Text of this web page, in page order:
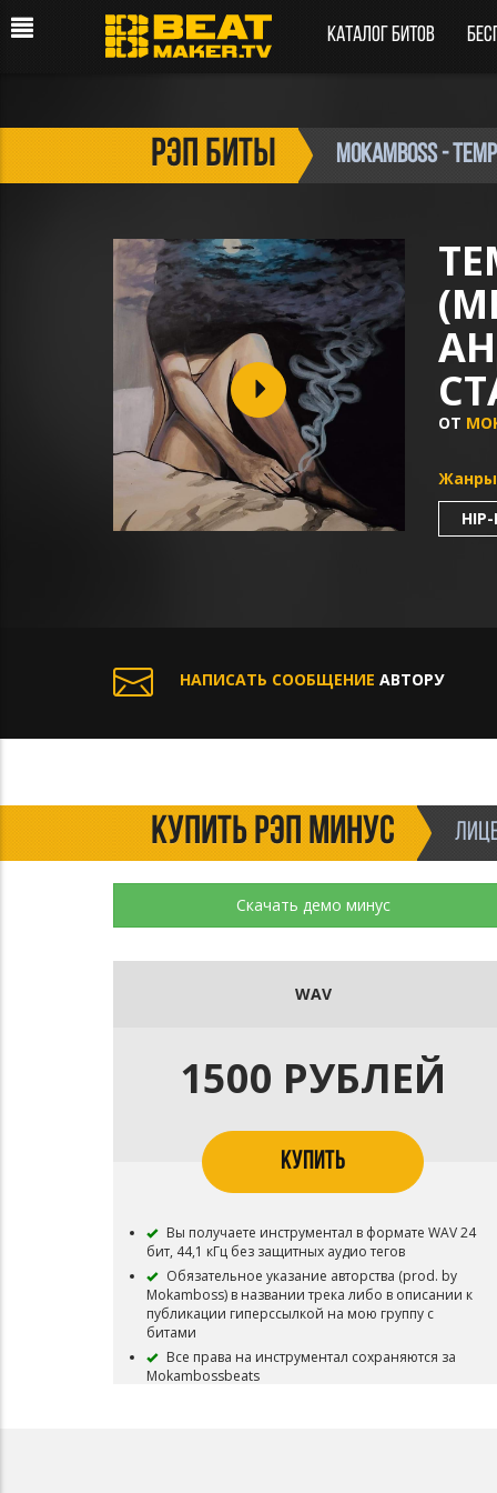
Каталог битов
рэп биты Mokamboss -
ОТ
Жанры
HIP-
НАПИСАТЬ СООБЩЕНИЕ АВТОРУ
КУПИТЬ РЭП МИНУС
Скачать демо минус
WAV
1500 РУБЛЕЙ
КУПИТЬ
Вы получаете инструментал в формате WAV 24
бит, 44,1 кГц без защитных аудио тегов
Обязательное указание авторства (prod. by
Mokamboss) в названии трека либо в описании к
публикации гиперссылкой на мою группу с
битами
Все права на инструментал сохраняются за
Mokambossbeats